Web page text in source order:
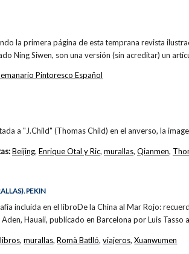
la primera página de esta temprana revista
Ning Siwen, son una versión (sin acreditar) un
Pintoresco Español
a "J.Child" (Thomas Child) en el anverso, la
Beijing, Enrique Otal y Ric, murallas, Qianmen,
PEKIN
incluida en el libroDe la China al Mar Rojo:
Aden, Hauaii, publicado en Barcelona por Luis Tasso
libros,murallas,Romà Batlló,viajeros,Xuanwumen